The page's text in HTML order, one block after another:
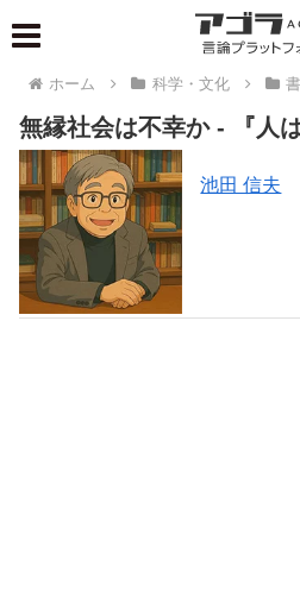
ホーム 科学・文化
無縁社会は不幸か - 『人
池田 信夫